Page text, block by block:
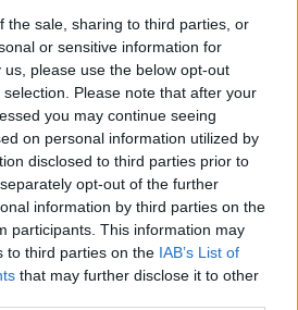
the sale, sharing to third parties, or
or sensitive information for
please use the below opt-out
Please note that after your
you may continue seeing
on personal information utilized by
disclosed to third parties prior to
opt-out of the further
information by third parties on the
participants. This information may
to third parties on the IAB’s List of
that may further disclose it to other
stipula della polizza di
Professionale per i Medici
1 2 Succ.